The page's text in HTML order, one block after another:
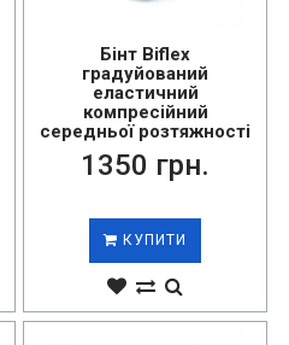
Бінт Biflex
градуйований
еластичний
компресійний
середньої розтяжності
16+ тіл, розмір 8см х
5м...
1350 грн.
КУПИТИ